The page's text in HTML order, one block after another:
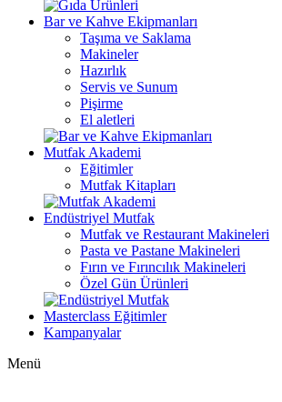
Bar ve Kahve Ekipmanları
Taşıma ve Saklama
Makineler
Hazırlık
Servis ve Sunum
Pişirme
El aletleri
Mutfak Akademi
Eğitimler
Mutfak Kitapları
Endüstriyel Mutfak
Mutfak ve Restaurant Makineleri
Pasta ve Pastane Makineleri
Fırın ve Fırıncılık Makineleri
Özel Gün Ürünleri
Masterclass Eğitimler
Kampanyalar
Menü